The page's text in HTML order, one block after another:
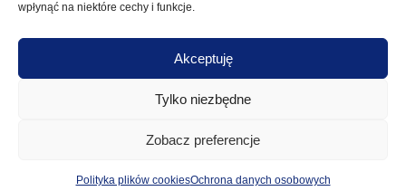
wpłynąć na niektóre cechy i funkcje.
Akceptuję
Tylko niezbędne
Zobacz preferencje
Polityka plików cookiesOchrona danych osobowych
Walne zgromadzenia